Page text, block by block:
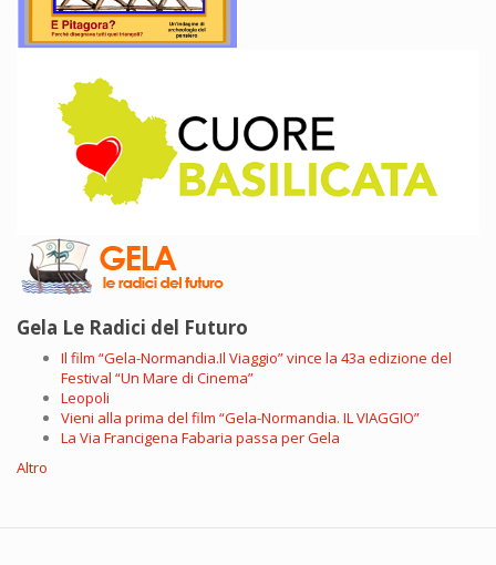
Gela Le Radici del Futuro
Il film “Gela-Normandia.Il Viaggio” vince la 43a edizione del
Festival “Un Mare di Cinema”
Leopoli
Vieni alla prima del film “Gela-Normandia. IL VIAGGIO”
La Via Francigena Fabaria passa per Gela
Altro